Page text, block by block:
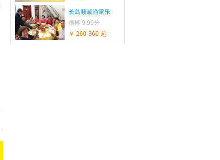
长岛顺诚渔家乐
很棒 9.99分
￥ 260-360 起